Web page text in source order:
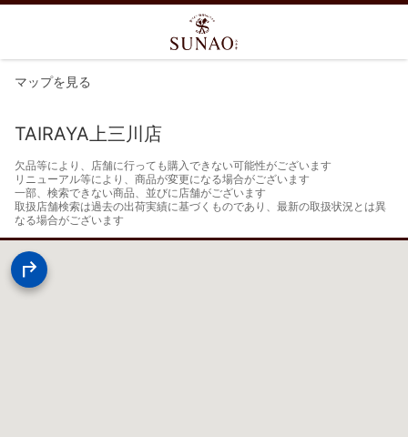
マップを見る
TAIRAYA上三川店
欠品等により、店舗に行っても購入できない可能性がございます
リニューアル等により、商品が変更になる場合がございます
一部、検索できない商品、並びに店舗がございます
取扱店舗検索は過去の出荷実績に基づくものであり、最新の取扱状況とは異
なる場合がございます